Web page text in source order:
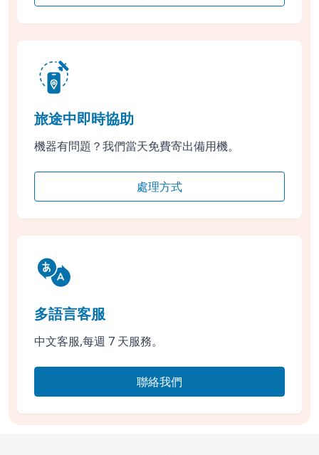
旅途中即時協助
機器有問題？我們當天免費寄出備用機。
處理方式
多語言客服
中文客服,每週 7 天服務。
聯絡我們